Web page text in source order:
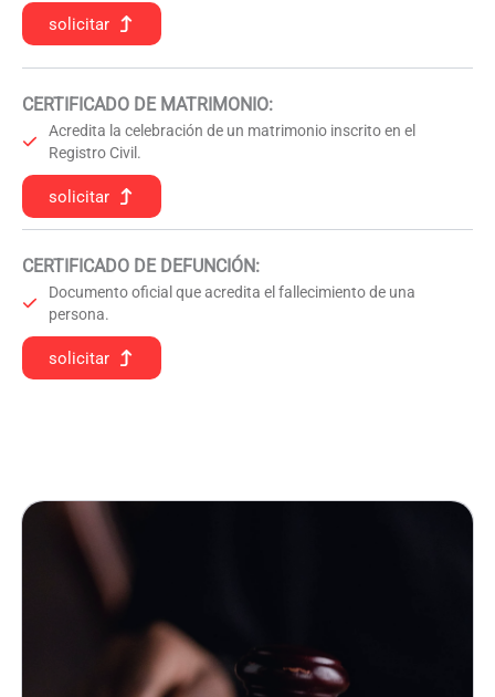
solicitar
CERTIFICADO DE MATRIMONIO:
Acredita la celebración de un matrimonio inscrito en el
Registro Civil.
solicitar
CERTIFICADO DE DEFUNCIÓN:
Documento oficial que acredita el fallecimiento de una
persona.
solicitar